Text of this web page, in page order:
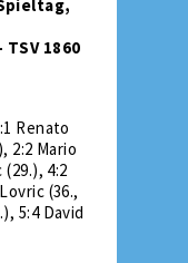
1860
Renato
2:2 Mario
4:2
(36.,
5:4 David